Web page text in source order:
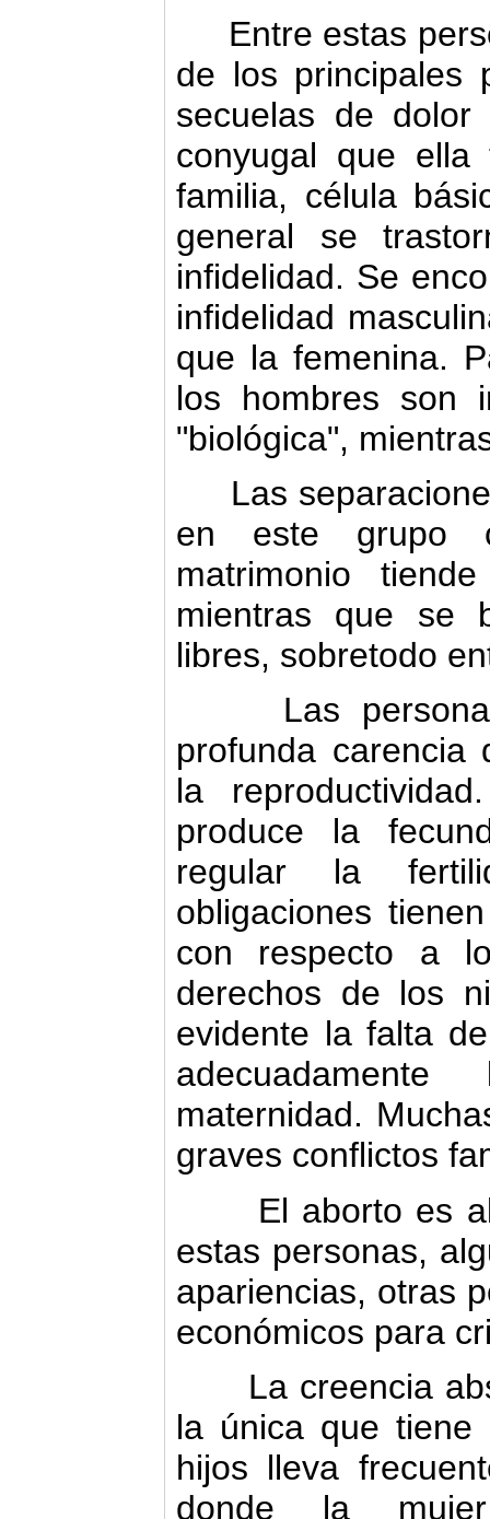
Entre estas
de los principales
secuelas de
conyugal que ella
familia, célula
general se
infidelidad. Se
infidelidad
que la femenina.
los hombres son
"biológica",
Las
en este grupo
matrimonio
mientras que se
libres, sobretodo
Las personas
profunda carencia
la
produce la
regular la
obligaciones
con respecto a
derechos de los
evidente la falta
maternidad.
graves conflictos
El aborto es
estas personas,
apariencias, otras
económicos para
La creencia
la única que tiene
hijos lleva
donde la